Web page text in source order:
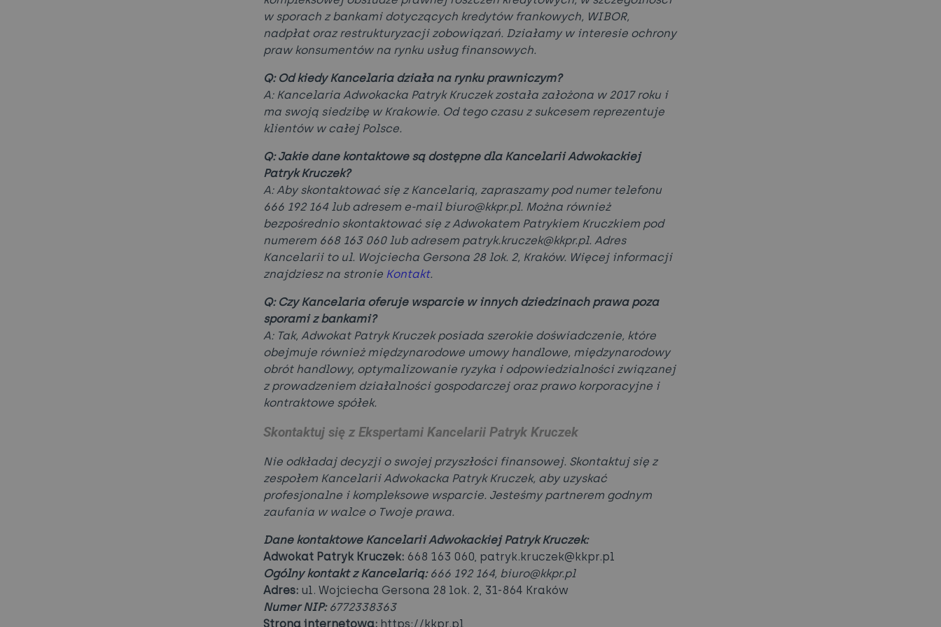
w sporach z bankami dotyczących kredytów frankowych, WIBOR,
nadpłat oraz restrukturyzacji zobowiązań. Działamy w interesie ochrony
praw konsumentów na rynku usług finansowych.
Q: Od kiedy Kancelaria działa na rynku prawniczym?
A: Kancelaria Adwokacka Patryk Kruczek została założona w 2017 roku i
ma swoją siedzibę w Krakowie. Od tego czasu z sukcesem reprezentuje
klientów w całej Polsce.
Q: Jakie dane kontaktowe są dostępne dla Kancelarii Adwokackiej
Patryk Kruczek?
A: Aby skontaktować się z Kancelarią, zapraszamy pod numer telefonu
666 192 164 lub adresem e-mail biuro@kkpr.pl. Można również
bezpośrednio skontaktować się z Adwokatem Patrykiem Kruczkiem pod
numerem 668 163 060 lub adresem patryk.kruczek@kkpr.pl. Adres
Kancelarii to ul. Wojciecha Gersona 28 lok. 2, Kraków. Więcej informacji
znajdziesz na stronie Kontakt.
Q: Czy Kancelaria oferuje wsparcie w innych dziedzinach prawa poza
sporami z bankami?
A: Tak, Adwokat Patryk Kruczek posiada szerokie doświadczenie, które
obejmuje również międzynarodowe umowy handlowe, międzynarodowy
obrót handlowy, optymalizowanie ryzyka i odpowiedzialności związanej
z prowadzeniem działalności gospodarczej oraz prawo korporacyjne i
kontraktowe spółek.
Skontaktuj się z Ekspertami Kancelarii Patryk Kruczek
Nie odkładaj decyzji o swojej przyszłości finansowej. Skontaktuj się z
zespołem Kancelarii Adwokacka Patryk Kruczek, aby uzyskać
profesjonalne i kompleksowe wsparcie. Jesteśmy partnerem godnym
zaufania w walce o Twoje prawa.
Dane kontaktowe Kancelarii Adwokackiej Patryk Kruczek:
Adwokat Patryk Kruczek: 668 163 060, patryk.kruczek@kkpr.pl
Ogólny kontakt z Kancelarią:666 192 164, biuro@kkpr.pl
Adres: ul. Wojciecha Gersona 28 lok. 2, 31-864 Kraków
Numer NIP:6772338363
Strona internetowa: https://kkpr.pl